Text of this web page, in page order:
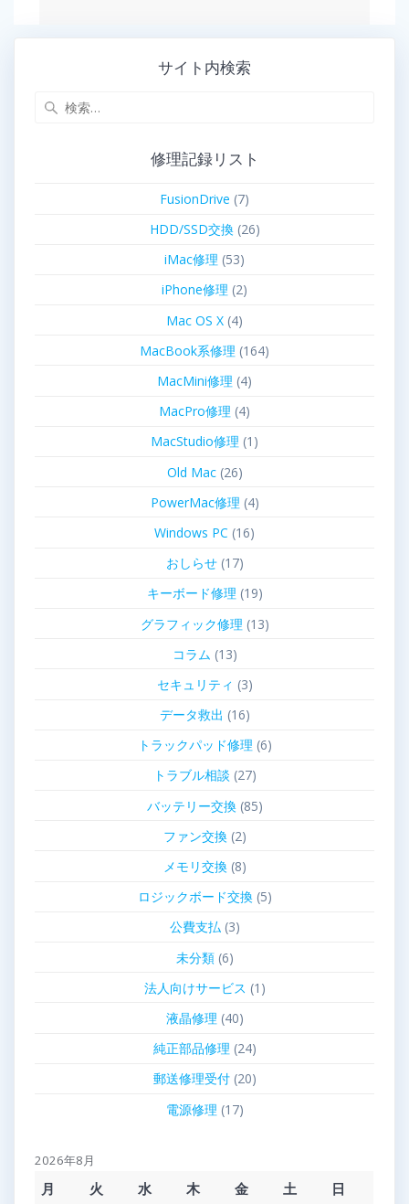
サイト内検索
修理記録リスト
FusionDrive (7)
HDD/SSD交換(26)
iMac修理 (53)
iPhone修理 (2)
Mac OS X (4)
MacBook系修理 (164)
MacMini修理 (4)
MacPro修理 (4)
MacStudio修理 (1)
Old Mac(26)
PowerMac修理 (4)
Windows PC (16)
おしらせ(17)
キーボード修理 (19)
グラフィック修理 (13)
コラム (13)
セキュリティ (3)
データ救出 (16)
トラックパッド修理 (6)
トラブル相談 (27)
バッテリー交換(85)
ファン交換(2)
メモリ交換(8)
ロジックボード交換(5)
公費支払(3)
未分類(6)
法人向けサービス (1)
液晶修理 (40)
純正部品修理 (24)
郵送修理受付(20)
電源修理 (17)
2026年8月
月 火 水 木 金 土
日